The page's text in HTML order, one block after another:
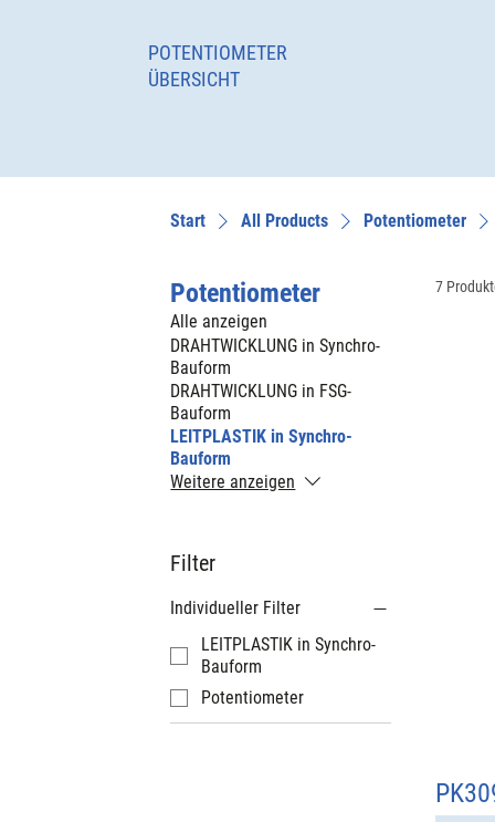
POTENTIOMETER
ÜBERSICHT
Start All Products Potentiometer
Potentiometer
Alle anzeigen
DRAHTWICKLUNG in Synchro-
Bauform
DRAHTWICKLUNG in FSG-
Bauform
LEITPLASTIK in Synchro-
Bauform
Weitere anzeigen
Filter
Individueller Filter
LEITPLASTIK in Synchro-
Bauform
Potentiometer
7